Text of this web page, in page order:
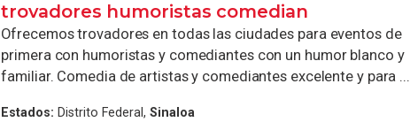
trovadores humoristas comedian
Ofrecemos trovadores en todas las ciudades para eventos de
primera con humoristas y comediantes con un humor blanco y
familiar. Comedia de artistas y comediantes excelente y para ...
Estados: Distrito Federal,Sinaloa